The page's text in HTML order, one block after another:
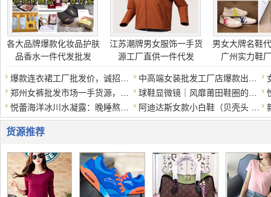
各大品牌爆款化妆品护肤
品香水一件代发批发
江苏潮牌男女服饰一手货
源工厂直供一件代发
男女大牌名鞋
广州实力鞋
货源推荐